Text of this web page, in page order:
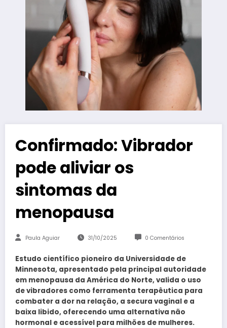
Confirmado: Vibrador
pode aliviar os
sintomas da
menopausa
Paula Aguiar 31/10/2025 0 Comentários
Estudo científico pioneiro da Universidade de
Minnesota, apresentado pela principal autoridade
em menopausa da América do Norte, valida o uso
de vibradores como ferramenta terapêutica para
combater a dor na relação, a secura vaginal e a
baixa libido, oferecendo uma alternativa não
hormonal e acessível para milhões de mulheres.